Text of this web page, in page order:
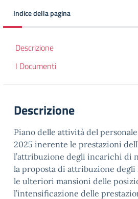
Indice della pagina
Descrizione
I Documenti
Descrizione
Piano delle attività del
2025 inerente le prestazioni
l’attribuzione degli incarichi di
la proposta di attribuzione
le ulteriori mansioni delle
l’intensificazione delle